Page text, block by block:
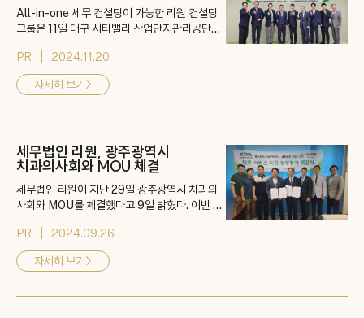
All-in-one 세무 컨설팅이 가능한 리원 컨설팅
그룹은 11일 대구 시티밸리 산업단지관리공단과
에는 대구 시티밸리 산업단지관리공단 조광호 이
사장, 범성균 본부장이 참석했으며, 리원에서는
세무법인 리원 대표이사 김현성, 주식회사 리원엑
세무법인, 노무법인, IT 법인 등이 속해 있는 그룹
PR 2024.11.20
자세히 보기>
세무법인 리원, 광주광역시
치과의사회와 MOU 체결
세무법인 리원이 지난 29일 광주광역시 치과의
사회와 MOU를 체결했다고 9일 밝혔다. 이번 M
삼인 총무이사, 오로프 재무이사,박현철 대외협력
이사가 참석했으며, 리원에서는 박진하 회장, 김
현성 대표이사, 양현승 대표이사, 양호성 본부장
광주광역시 치과의사회에 리원의 대표 서비스 온
PR 2024.09.26
자세히 보기>